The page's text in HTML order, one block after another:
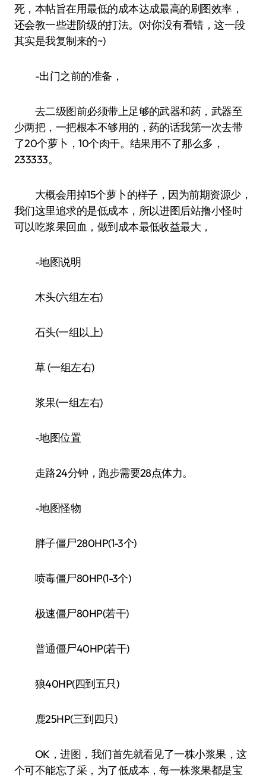
死，本帖旨在用最低的成本达成最高的刷图效率，
还会教一些进阶级的打法。(对你没有看错，这一段
其实是我复制来的~)
-出门之前的准备，
去二级图前必须带上足够的武器和药，武器至
少两把，一把根本不够用的，药的话我第一次去带
了20个萝卜，10个肉干。结果用不了那么多，
233333。
大概会用掉15个萝卜的样子，因为前期资源少，
我们这里追求的是低成本，所以进图后站撸小怪时
可以吃浆果回血，做到成本最低收益最大，
-地图说明
木头(六组左右)
石头(一组以上)
草 (一组左右)
浆果(一组左右)
-地图位置
走路24分钟，跑步需要28点体力。
-地图怪物
胖子僵尸280HP(1-3个)
喷毒僵尸80HP(1-3个)
极速僵尸80HP(若干)
普通僵尸40HP(若干)
狼40HP(四到五只)
鹿25HP(三到四只)
OK，进图，我们首先就看见了一株小浆果，这
个可不能忘了采，为了低成本，每一株浆果都是宝